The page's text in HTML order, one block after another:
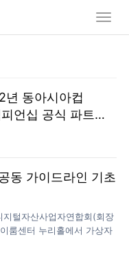
년 동아시아컵
언십 공식 파트너
동 가이드라인 기초
털자산사업자연합회(회장
룸센터 누리홀에서 가상자
한 공동 가이드라인 기초안